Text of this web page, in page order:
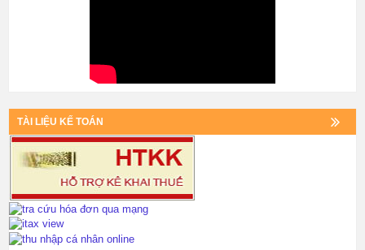
TÀI LIỆU KẾ TOÁN